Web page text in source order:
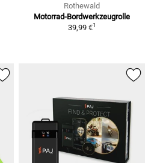
Rothewald
Motorrad-Bordwerkzeugrolle
39,99 €1